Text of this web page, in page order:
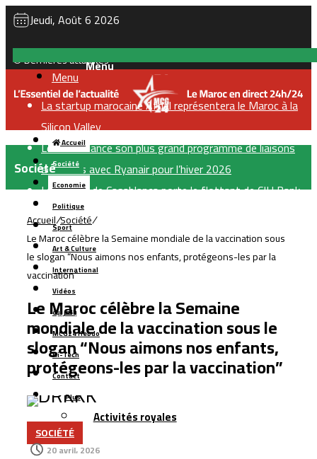
Jeudi, Août 6 2026
Dernières actualités
La startup marocaine Afdal représentera le Maroc à la
Silicon Valley
Le Maroc lance son plus grand programme de liaisons
aériennes avec Ryanair pour l’hiver 2026
La Bourse de Casablanca porte le flottant de CIH Bank
à 35 %
LabelVie lève 500 millions de dirhams via une émission
obligataire pour financer sa croissance
TGCC décroche le marché de reconstruction du stade
Tessema à Casablanca pour 1,8 milliard de dirhams
Casablanca : l’aéroport Mohammed V raccordé à la LGV
Cap Holding renforce sa présence dans
l’agroalimentaire avec l’acquisition de Forafric Maroc
Les ventes de voitures dépassent 152.000 unités au
Maroc, portées par les modèles électriques et les
marques chinoises
Le Maroc se classe 106ᵉ au monde dans l’indice
Menu
Accueil
Société
Economie
Politique
Sport
Art & Culture
International
Vidéos
بالعربية
MCG24 Hebdo
Hi-Tech
Contact
Plus
Activités royales
Société
Accueil/Société/
Le Maroc célèbre la Semaine mondiale de la vaccination sous
le slogan “Nous aimons nos enfants, protégeons-les par la
vaccination”
Le Maroc célèbre la Semaine
mondiale de la vaccination sous le
slogan “Nous aimons nos enfants,
protégeons-les par la vaccination”
SOCIÉTÉ
20 avril، 2026